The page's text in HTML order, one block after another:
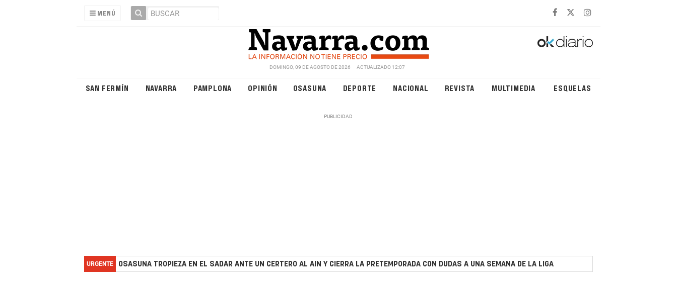
MENÚ
DOMINGO, 09 DE AGOSTO DE 2026 ACTUALIZADO 12:07
SAN FERMÍN NAVARRA PAMPLONA OPINIÓN OSASUNA DEPORTE NACIONAL REVISTA MULTIMEDIA ESQUELAS
URGENTE OSASUNA TROPIEZA EN EL SADAR ANTE UN CERTERO AL AIN Y CIERRA LA PRETEMPORADA CON DUDAS A UNA SEMANA DE LA LIGA